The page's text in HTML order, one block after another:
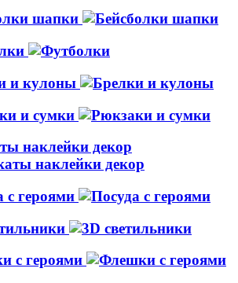
шапки
и кулоны
и сумки
наклейки декор
с героями
с героями